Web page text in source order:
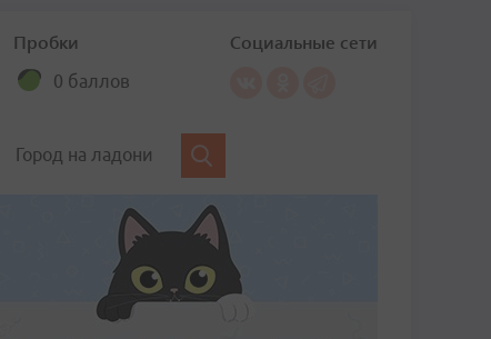
Пробки
0 баллов
Социальные сети
Город на ладони